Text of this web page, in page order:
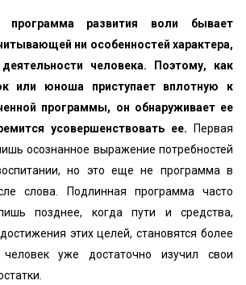
программа развития воли бывает
ни особенностей характера,
человека. Поэтому, как
или юноша приступает вплотную к
программы, он обнаруживает ее
усовершенствовать ее.
Первая
осознанное выражение потребностей
но это еще не программа в
слова. Подлинная программа часто
позднее, когда пути и средства,
этих целей, становятся более
уже достаточно изучил свои